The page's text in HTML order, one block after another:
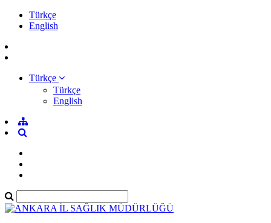
Türkçe
English
Türkçe
Türkçe
English